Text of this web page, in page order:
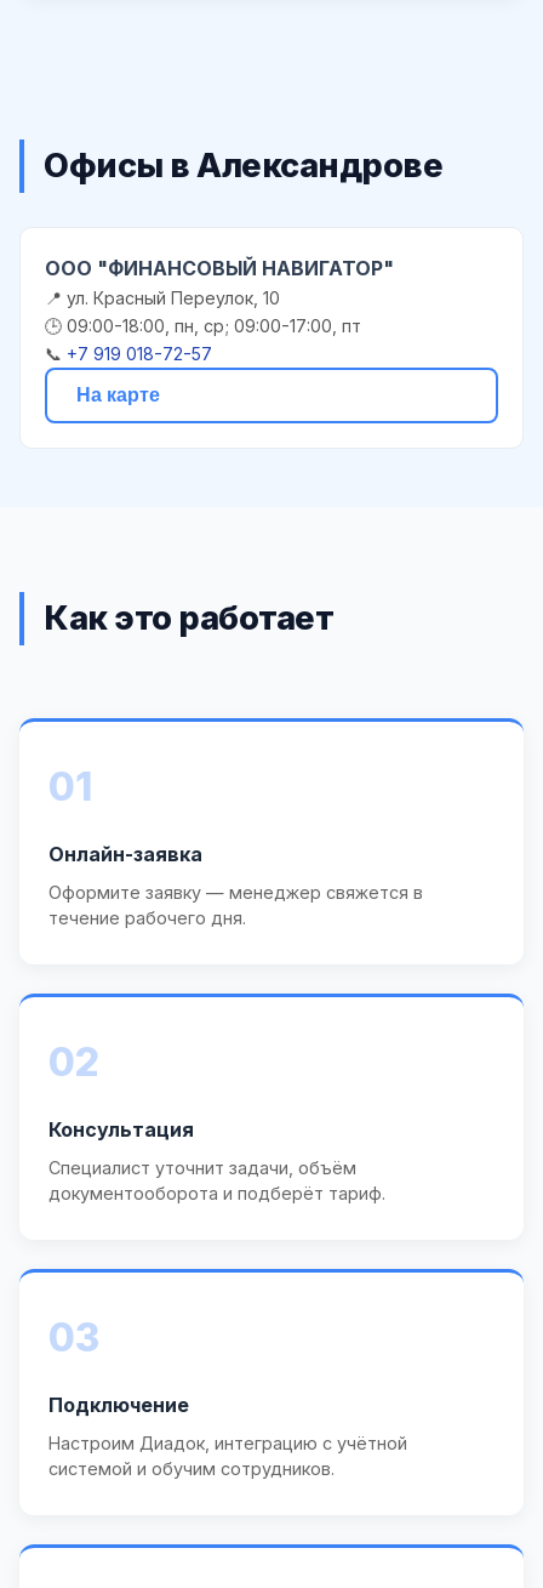
Офисы в Александрове
ООО "ФИНАНСОВЫЙ НАВИГАТОР"
📍 ул. Красный Переулок, 10
🕒 09:00-18:00, пн, ср; 09:00-17:00, пт
📞 +7 919 018-72-57
На карте
Как это работает
01
Онлайн-заявка
Оформите заявку — менеджер свяжется в
течение рабочего дня.
02
Консультация
Специалист уточнит задачи, объём
документооборота и подберёт тариф.
03
Подключение
Настроим Диадок, интеграцию с учётной
системой и обучим сотрудников.